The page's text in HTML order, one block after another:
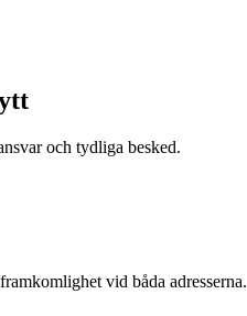
och tydliga besked.
vid båda adresserna.